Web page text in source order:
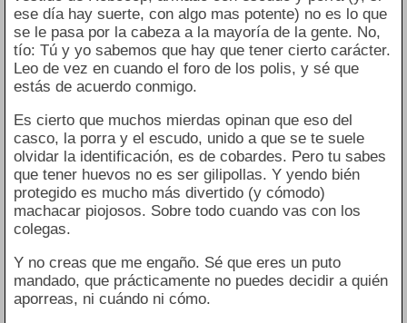
ese día hay suerte, con algo mas potente) no es lo que
se le pasa por la cabeza a la mayoría de la gente. No,
tío: Tú y yo sabemos que hay que tener cierto carácter.
Leo de vez en cuando el foro de los polis, y sé que
estás de acuerdo conmigo.
Es cierto que muchos mierdas opinan que eso del
casco, la porra y el escudo, unido a que se te suele
olvidar la identificación, es de cobardes. Pero tu sabes
que tener huevos no es ser gilipollas. Y yendo bién
protegido es mucho más divertido (y cómodo)
machacar piojosos. Sobre todo cuando vas con los
colegas.
Y no creas que me engaño. Sé que eres un puto
mandado, que prácticamente no puedes decidir a quién
aporreas, ni cuándo ni cómo.